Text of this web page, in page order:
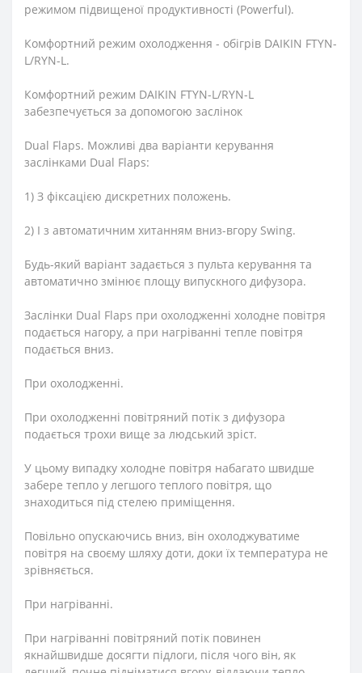
режимом підвищеної продуктивності (Powerful).
Комфортний режим охолодження - обігрів DAIKIN FTYN-
L/RYN-L.
Комфортний режим DAIKIN FTYN-L/RYN-L
забезпечується за допомогою заслінок
Dual Flaps. Можливі два варіанти керування
заслінками Dual Flaps:
1) З фіксацією дискретних положень.
2) І з автоматичним хитанням вниз-вгору Swing.
Будь-який варіант задається з пульта керування та
автоматично змінює площу випускного дифузора.
Заслінки Dual Flaps при охолодженні холодне повітря
подається нагору, а при нагріванні тепле повітря
подається вниз.
При охолодженні.
При охолодженні повітряний потік з дифузора
подається трохи вище за людський зріст.
У цьому випадку холодне повітря набагато швидше
забере тепло у легшого теплого повітря, що
знаходиться під стелею приміщення.
Повільно опускаючись вниз, він охолоджуватиме
повітря на своєму шляху доти, доки їх температура не
зрівняється.
При нагріванні.
При нагріванні повітряний потік повинен
якнайшвидше досягти підлоги, після чого він, як